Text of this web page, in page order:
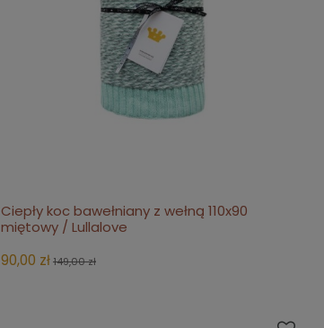
do koszyka
Ciepły koc bawełniany z wełną 110x90
miętowy / Lullalove
90,00 zł149,00 zł